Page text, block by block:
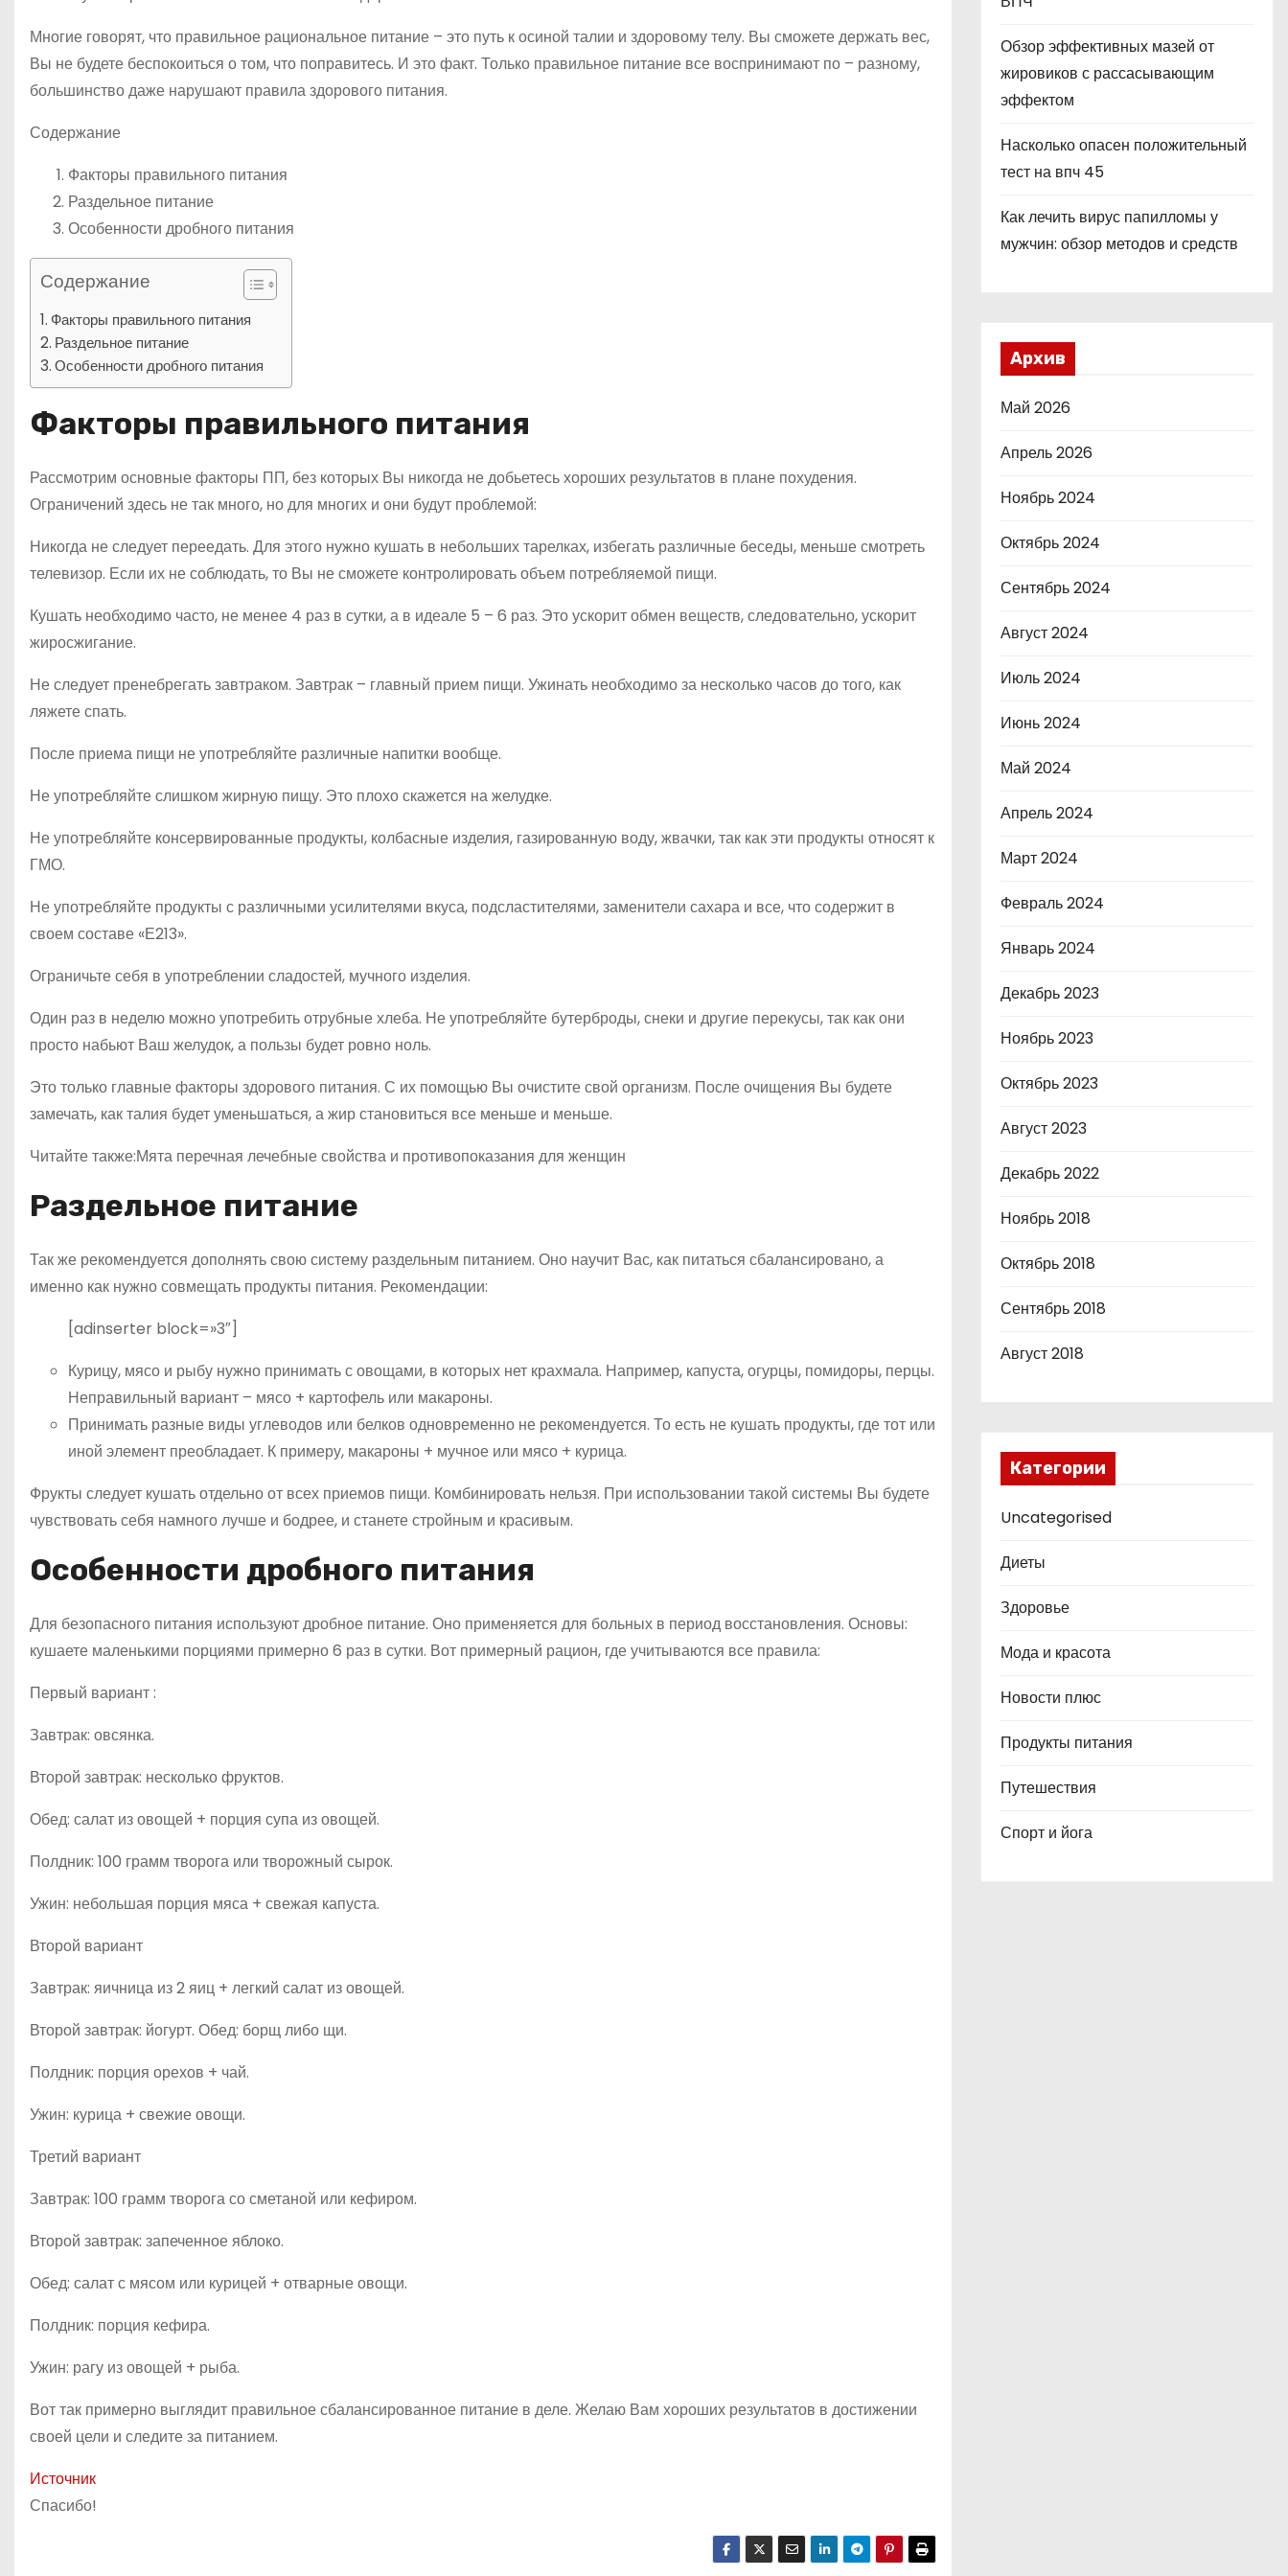
Многие говорят, что правильное рациональное питание – это путь к осиной талии и здоровому телу. Вы сможете держать вес,
Вы не будете беспокоиться о том, что поправитесь. И это факт. Только правильное питание все воспринимают по – разному,
большинство даже нарушают правила здорового питания.
Содержание
Факторы правильного питания
Раздельное питание
Особенности дробного питания
Содержание
Факторы правильного питания
Раздельное питание
Особенности дробного питания
Факторы правильного питания
Рассмотрим основные факторы ПП, без которых Вы никогда не добьетесь хороших результатов в плане похудения.
Ограничений здесь не так много, но для многих и они будут проблемой:
Никогда не следует переедать. Для этого нужно кушать в небольших тарелках, избегать различные беседы, меньше смотреть
телевизор. Если их не соблюдать, то Вы не сможете контролировать объем потребляемой пищи.
Кушать необходимо часто, не менее 4 раз в сутки, а в идеале 5 – 6 раз. Это ускорит обмен веществ, следовательно, ускорит
жиросжигание.
Не следует пренебрегать завтраком. Завтрак – главный прием пищи. Ужинать необходимо за несколько часов до того, как
ляжете спать.
После приема пищи не употребляйте различные напитки вообще.
Не употребляйте слишком жирную пищу. Это плохо скажется на желудке.
Не употребляйте консервированные продукты, колбасные изделия, газированную воду, жвачки, так как эти продукты относят к
ГМО.
Не употребляйте продукты с различными усилителями вкуса, подсластителями, заменители сахара и все, что содержит в
своем составе «Е213».
Ограничьте себя в употреблении сладостей, мучного изделия.
Один раз в неделю можно употребить отрубные хлеба. Не употребляйте бутерброды, снеки и другие перекусы, так как они
просто набьют Ваш желудок, а пользы будет ровно ноль.
Это только главные факторы здорового питания. С их помощью Вы очистите свой организм. После очищения Вы будете
замечать, как талия будет уменьшаться, а жир становиться все меньше и меньше.
Читайте также:Мята перечная лечебные свойства и противопоказания для женщин
Раздельное питание
Так же рекомендуется дополнять свою систему раздельным питанием. Оно научит Вас, как питаться сбалансировано, а
именно как нужно совмещать продукты питания. Рекомендации:
[adinserter block=»3″]
Курицу, мясо и рыбу нужно принимать с овощами, в которых нет крахмала. Например, капуста, огурцы, помидоры, перцы.
Неправильный вариант – мясо + картофель или макароны.
Принимать разные виды углеводов или белков одновременно не рекомендуется. То есть не кушать продукты, где тот или
иной элемент преобладает. К примеру, макароны + мучное или мясо + курица.
Фрукты следует кушать отдельно от всех приемов пищи. Комбинировать нельзя. При использовании такой системы Вы будете
чувствовать себя намного лучше и бодрее, и станете стройным и красивым.
Особенности дробного питания
Для безопасного питания используют дробное питание. Оно применяется для больных в период восстановления. Основы:
кушаете маленькими порциями примерно 6 раз в сутки. Вот примерный рацион, где учитываются все правила:
Первый вариант :
Завтрак: овсянка.
Второй завтрак: несколько фруктов.
Обед: салат из овощей + порция супа из овощей.
Полдник: 100 грамм творога или творожный сырок.
Ужин: небольшая порция мяса + свежая капуста.
Второй вариант
Завтрак: яичница из 2 яиц + легкий салат из овощей.
Второй завтрак: йогурт. Обед: борщ либо щи.
Полдник: порция орехов + чай.
Ужин: курица + свежие овощи.
Третий вариант
Завтрак: 100 грамм творога со сметаной или кефиром.
Второй завтрак: запеченное яблоко.
Обед: салат с мясом или курицей + отварные овощи.
Полдник: порция кефира.
Ужин: рагу из овощей + рыба.
Вот так примерно выглядит правильное сбалансированное питание в деле. Желаю Вам хороших результатов в достижении
своей цели и следите за питанием.
Источник
Спасибо!
Обзор эффективных мазей от
жировиков с рассасывающим
эффектом
Насколько опасен положительный
тест на впч 45
Как лечить вирус папилломы у
мужчин: обзор методов и средств
Архив
Май 2026
Апрель 2026
Ноябрь 2024
Октябрь 2024
Сентябрь 2024
Август 2024
Июль 2024
Июнь 2024
Май 2024
Апрель 2024
Март 2024
Февраль 2024
Январь 2024
Декабрь 2023
Ноябрь 2023
Октябрь 2023
Август 2023
Декабрь 2022
Ноябрь 2018
Октябрь 2018
Сентябрь 2018
Август 2018
Категории
Uncategorised
Диеты
Здоровье
Мода и красота
Новости плюс
Продукты питания
Путешествия
Спорт и йога